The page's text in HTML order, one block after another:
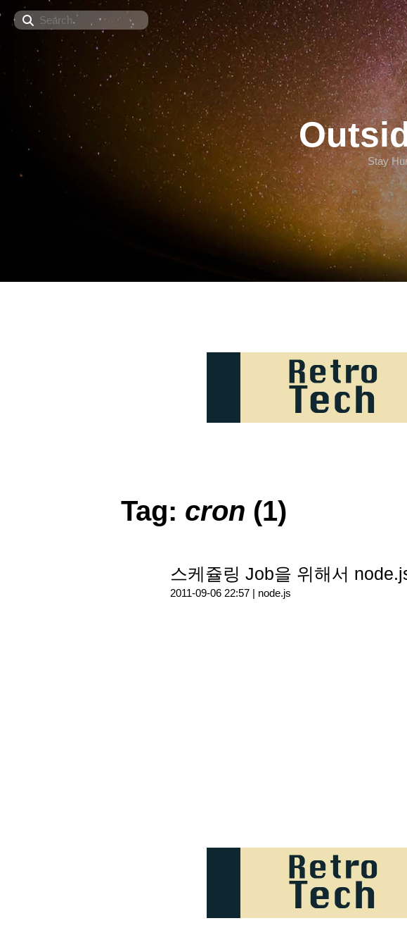
Search
Stay
Tag: cron (1)
스케쥴링 Job을 위해서
2011-09-06 22:57 | node.js